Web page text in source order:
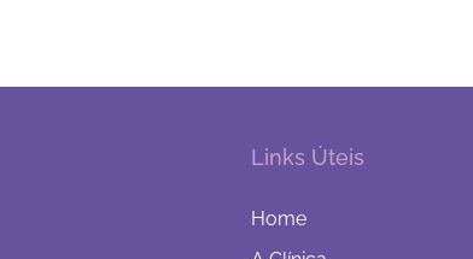
Links Úteis
Home